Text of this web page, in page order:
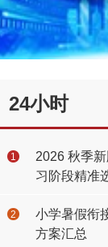
24小时
1
2026 秋季
习阶段精准
2
小学暑假衔
方案汇总